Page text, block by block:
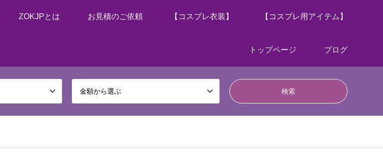
ZOKJPとは お見積のご依頼 【コスプレ衣装】 【コスプレ用アイテム】
トップページ ブログ
金額から選ぶ